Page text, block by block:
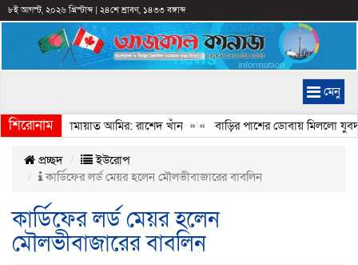
৮ই আগস্ট, ২০২৬ খ্রিস্টাব্দ| ২৪শে শ্রাবণ, ১৪৩৩ বঙ্গাব্দ
মেনু
শিরোনাম
করেন জামায়াত আমির: রাশেদ খাঁন» «বাড়ির পাশের ডোবায় মিললো
প্রচ্ছদ
ইউরোপ
কা‌র্ডিফের লর্ড মেয়র হ‌লেন মৌলভীবাজা‌রের বাব‌লিন
কা‌র্ডিফের লর্ড মেয়র হ‌লেন
মৌলভীবাজা‌রের বাব‌লিন